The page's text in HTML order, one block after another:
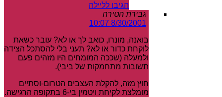
הגיבו לליילה
גבירת הטירה
8/30/2001 10:07
בואנה, מונרו, כואב לך או לא? עובר כשאת
לוקחת כדור או לא? תעני בלי להסתכל הצידה
ולמעלה (שככה המומחים היו מזהים פעם
תשובות מתחמקות של ביבי).
חוץ מזה, להקלת העצבים הטרום-וסתיים
מומלצת לקיחת ויטמין בי-6 בתקופה הרגישה.